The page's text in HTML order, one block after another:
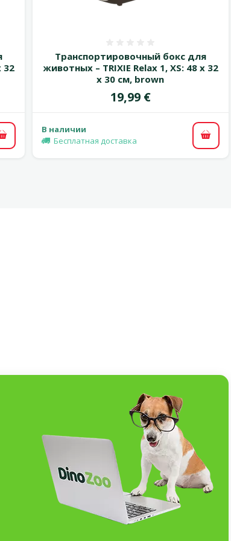
32
В корзину
Транспортировочный бокс для
животных – TRIXIE Relax 1, XS: 48 x 32
x 30 см, brown
Цена
19,99 €
В наличии
Бесплатная доставка
В